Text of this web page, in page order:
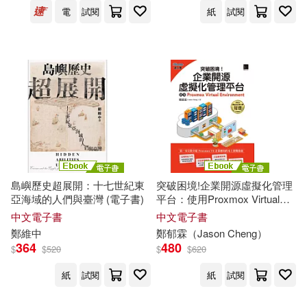
鄭信源(1)
鄭倖伃(1)
鄭先如(1)
鄭又慧(1) 鄭名傑(1)
鄭善堅，詹勇軍，錢濤（主編）(1)
鄭喜燕，周峰(1)
聯經出版公司(1) 腳ㄚ文化(1)
菁品文化(1)
華南理工大學出版社(1)
華文出版社(1)
華東理工大學出版社(1)
財團法人法鼓山文教基金會-法鼓文
化(1)
電
試閱
紙
試閱
島嶼歷史超展開：十七世紀東
亞海域的人們與臺灣 (電子書)
中文電子書
鄭維中
$364 $520
紙
試閱
突破困境!企業開源虛擬化管理
平台：使用Proxmox Virtual
Environment (iThome鐵人賽系
列書) (電子書)
中文電子書
鄭郁霖（Jason Cheng）
$480 $620
紙
試閱